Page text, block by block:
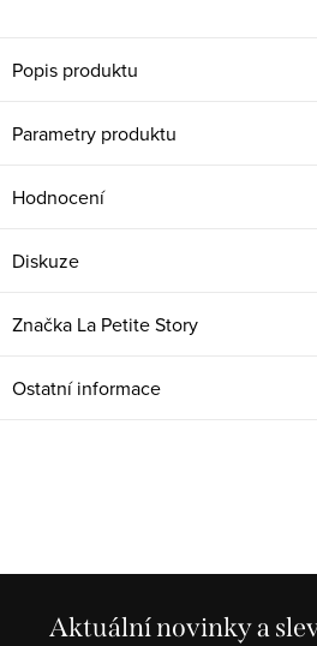
Popis produktu
Parametry produktu
Hodnocení
Diskuze
Značka La Petite Story
Ostatní informace
Aktuální novinky a